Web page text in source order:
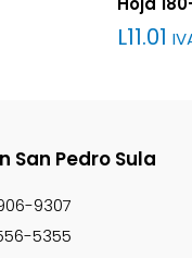
L11.01
San Pedro Sula
9307
5355